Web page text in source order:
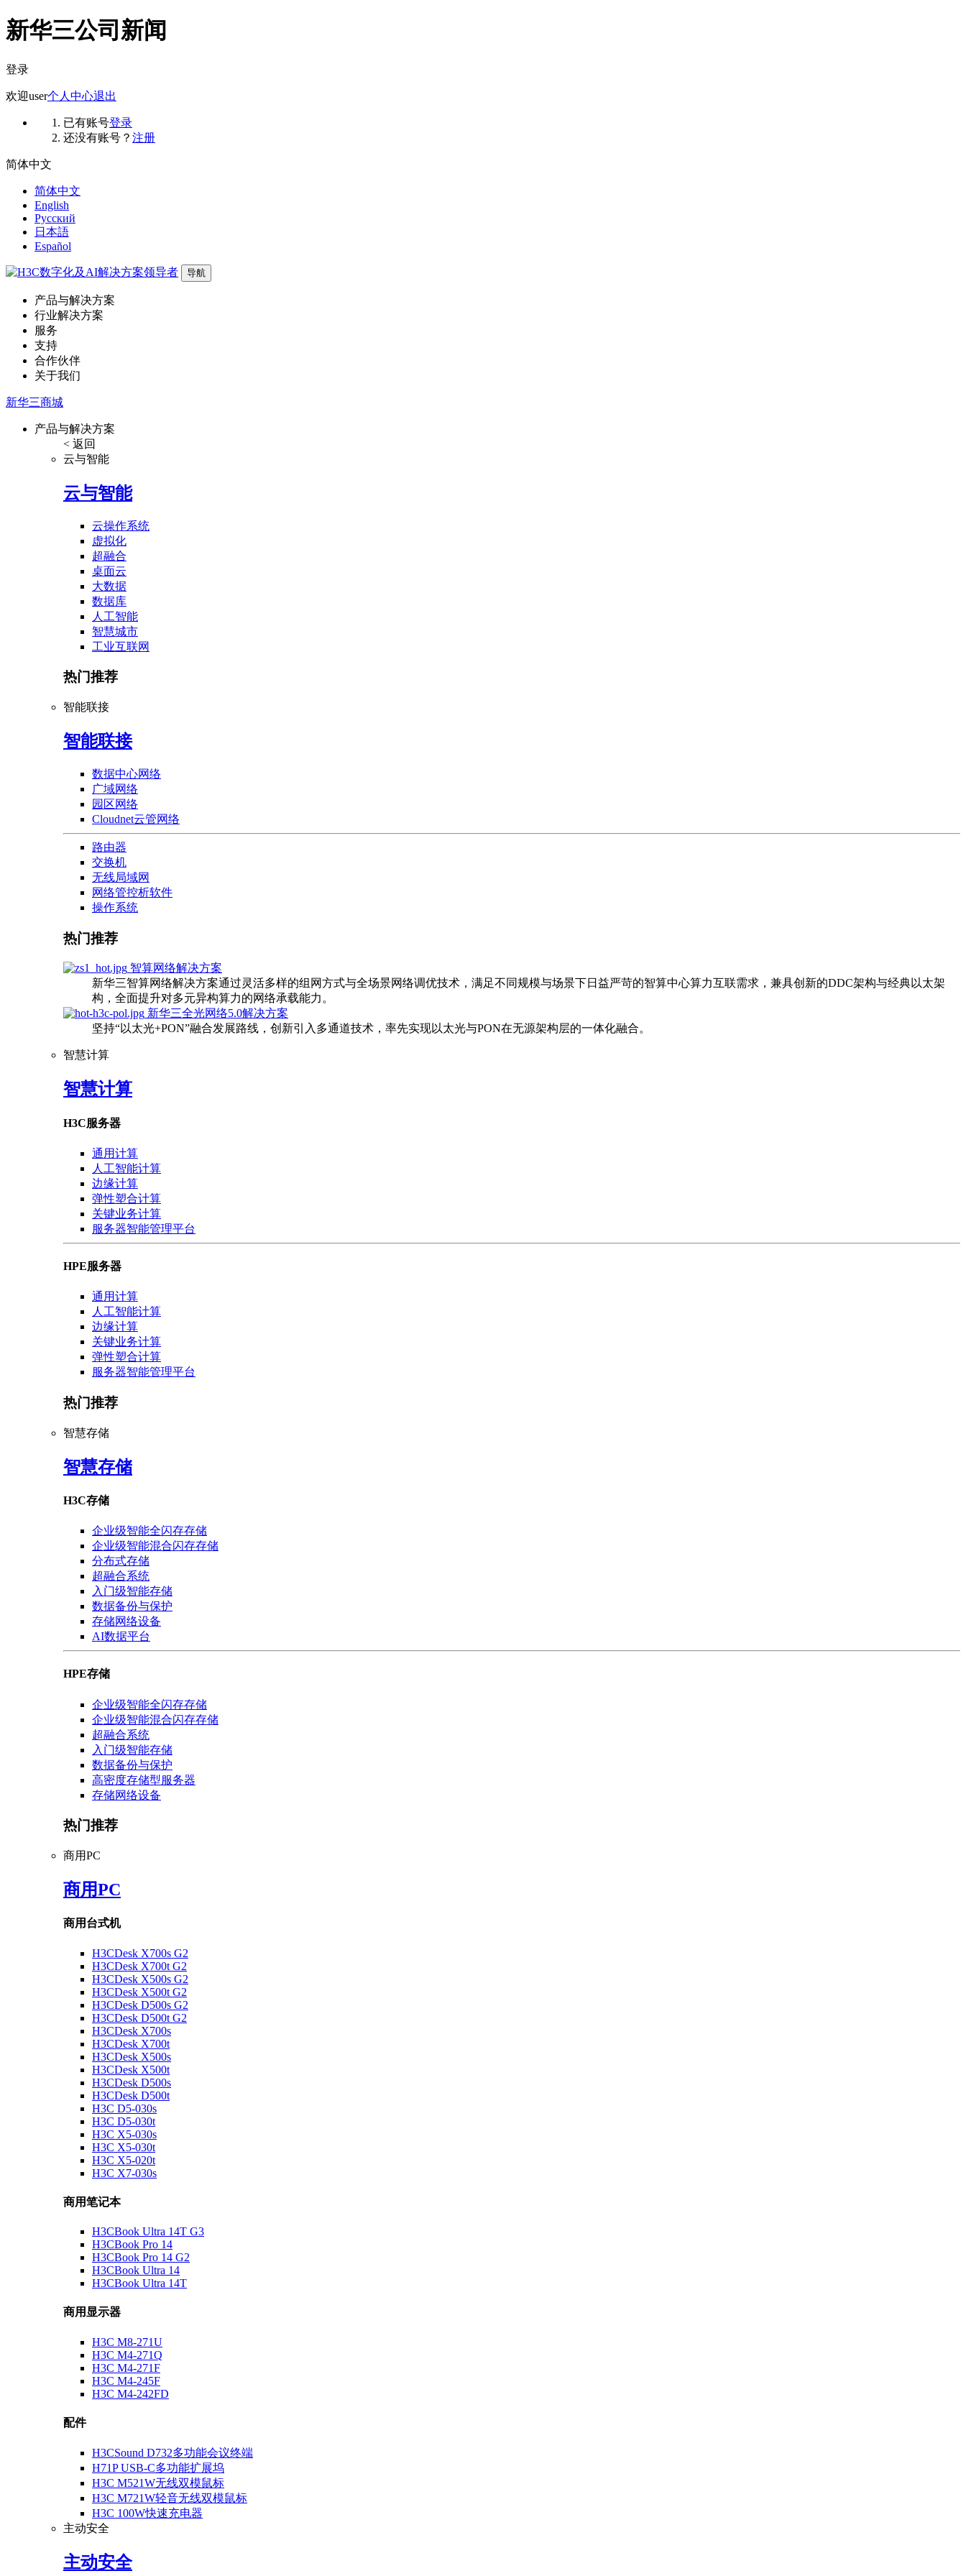
新华三公司新闻
登录
欢迎user个人中心退出
已有账号登录
还没有账号？ 注册
简体中文
简体中文
English
Русский
日本語
Español
导航
产品与解决方案
行业解决方案
服务
支持
合作伙伴
关于我们
新华三商城
产品与解决方案
< 返回
云与智能
云与智能
云操作系统
虚拟化
超融合
桌面云
大数据
数据库
人工智能
智慧城市
工业互联网
热门推荐
智能联接
智能联接
数据中心网络
广域网络
园区网络
Cloudnet云管网络
路由器
交换机
无线局域网
网络管控析软件
操作系统
热门推荐
智算网络解决方案
新华三智算网络解决方案通过灵活多样的组网方式与全场景网络调优技术，满足不同规模与场景下日益严苛的智算中心算力互联需求，兼具创新的DDC架构与经典以太架
构，全面提升对多元异构算力的网络承载能力。
新华三全光网络5.0解决方案
坚持“以太光+PON”融合发展路线，创新引入多通道技术，率先实现以太光与PON在无源架构层的一体化融合。
智慧计算
智慧计算
H3C服务器
通用计算
人工智能计算
边缘计算
弹性塑合计算
关键业务计算
服务器智能管理平台
HPE服务器
通用计算
人工智能计算
边缘计算
关键业务计算
弹性塑合计算
服务器智能管理平台
热门推荐
智慧存储
智慧存储
H3C存储
企业级智能全闪存存储
企业级智能混合闪存存储
分布式存储
超融合系统
入门级智能存储
数据备份与保护
存储网络设备
AI数据平台
HPE存储
企业级智能全闪存存储
企业级智能混合闪存存储
超融合系统
入门级智能存储
数据备份与保护
高密度存储型服务器
存储网络设备
热门推荐
商用PC
商用PC
商用台式机
H3CDesk X700s G2
H3CDesk X700t G2
H3CDesk X500s G2
H3CDesk X500t G2
H3CDesk D500s G2
H3CDesk D500t G2
H3CDesk X700s
H3CDesk X700t
H3CDesk X500s
H3CDesk X500t
H3CDesk D500s
H3CDesk D500t
H3C D5-030s
H3C D5-030t
H3C X5-030s
H3C X5-030t
H3C X5-020t
H3C X7-030s
商用笔记本
H3CBook Ultra 14T G3
H3CBook Pro 14
H3CBook Pro 14 G2
H3CBook Ultra 14
H3CBook Ultra 14T
商用显示器
H3C M8-271U
H3C M4-271Q
H3C M4-271F
H3C M4-245F
H3C M4-242FD
配件
H3CSound D732多功能会议终端
H71P USB-C多功能扩展坞
H3C M521W无线双模鼠标
H3C M721W轻音无线双模鼠标
H3C 100W快速充电器
主动安全
主动安全